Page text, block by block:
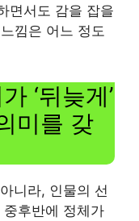
면서도 감을 잡을
낌은 어느 정도
‘뒤늦게’
미를 갖
니라, 인물의 선
후반에 정체가